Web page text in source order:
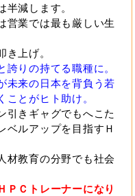
減します。
営業では最も厳しい生
上げ。
りの持てる職種に。
未来の日本を背負う若
とがヒト助け。
引きギャグでもへこた
ベルアップを目指すＨ
材教育の分野でも社会
ＰＣトレーナーになり